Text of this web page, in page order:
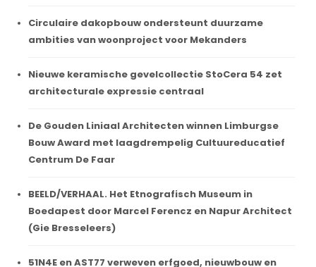
Circulaire dakopbouw ondersteunt duurzame
ambities van woonproject voor Mekanders
Nieuwe keramische gevelcollectie StoCera 54 zet
architecturale expressie centraal
De Gouden Liniaal Architecten winnen Limburgse
Bouw Award met laagdrempelig Cultuureducatief
Centrum De Faar
BEELD/VERHAAL. Het Etnografisch Museum in
Boedapest door Marcel Ferencz en Napur Architect
(Gie Bresseleers)
51N4E en AST77 verweven erfgoed, nieuwbouw en